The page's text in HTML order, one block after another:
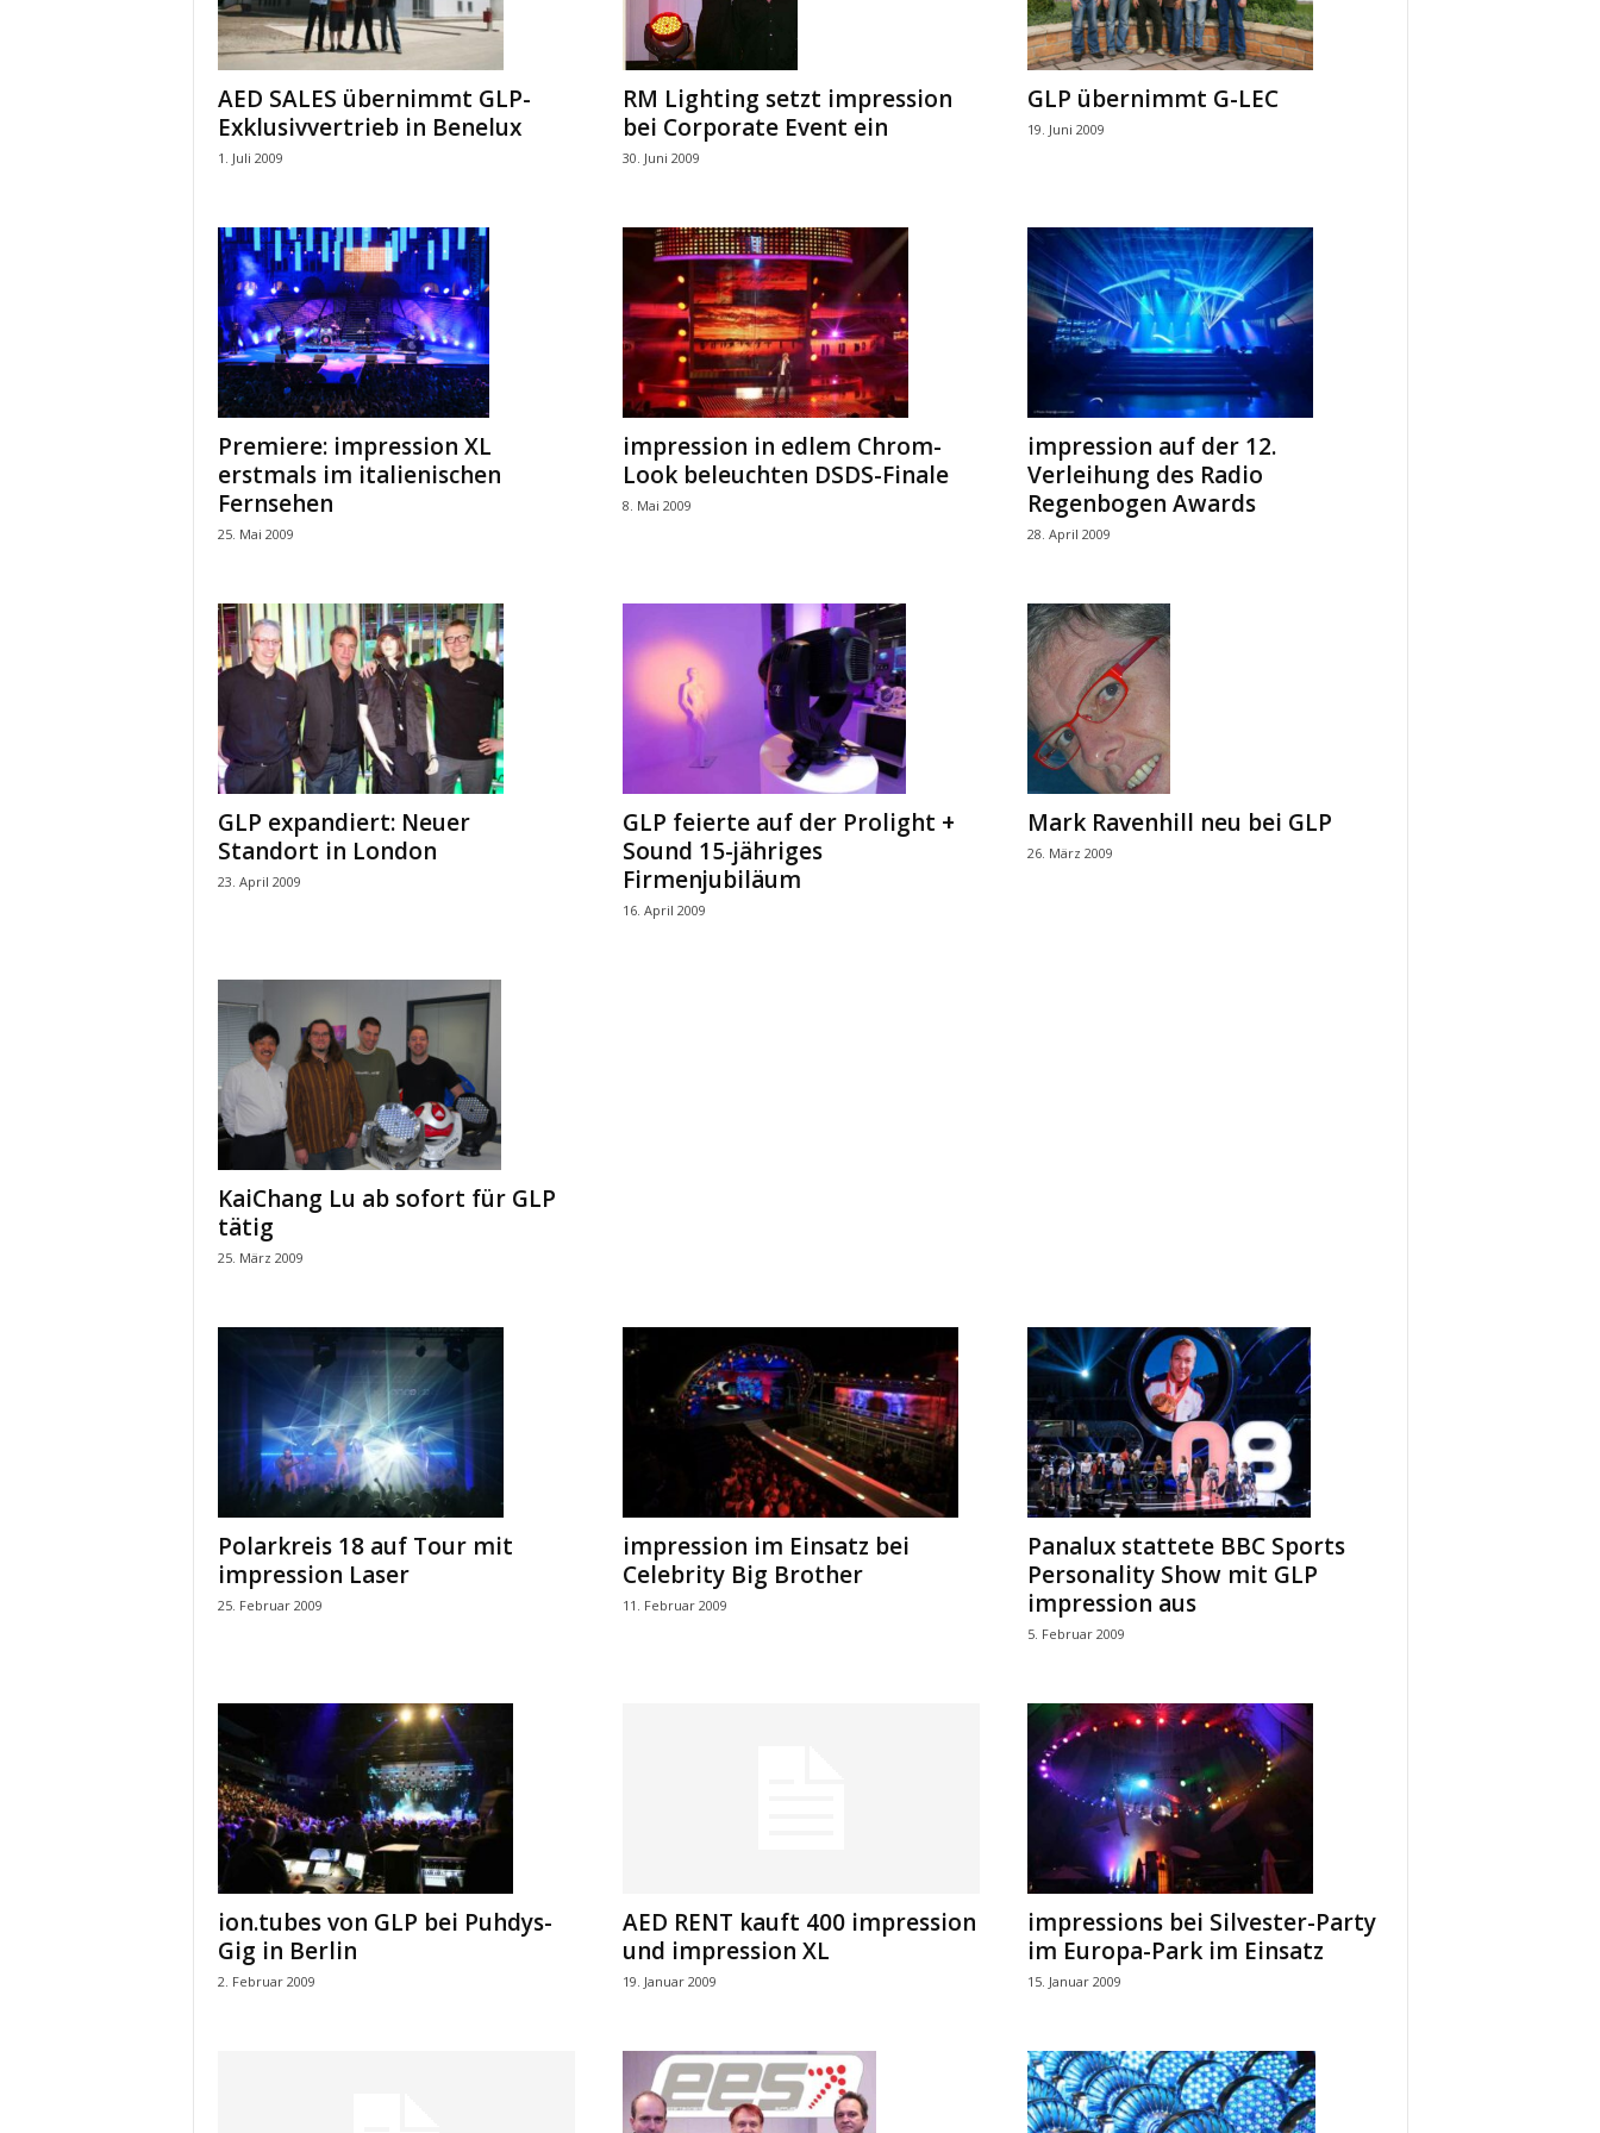
AED SALES übernimmt GLP-
Exklusivvertrieb in Benelux
1. Juli 2009
RM Lighting setzt impression
bei Corporate Event ein
30. Juni 2009
GLP übernimmt G-LEC
19. Juni 2009
Premiere: impression XL
erstmals im italienischen
Fernsehen
25. Mai 2009
impression in edlem Chrom-
Look beleuchten DSDS-Finale
8. Mai 2009
impression auf der 12.
Verleihung des Radio
Regenbogen Awards
28. April 2009
GLP expandiert: Neuer
Standort in London
23. April 2009
GLP feierte auf der Prolight +
Sound 15-jähriges
Firmenjubiläum
16. April 2009
Mark Ravenhill neu bei GLP
26. März 2009
KaiChang Lu ab sofort für GLP
tätig
25. März 2009
Polarkreis 18 auf Tour mit
impression Laser
25. Februar 2009
impression im Einsatz bei
Celebrity Big Brother
11. Februar 2009
Panalux stattete BBC Sports
Personality Show mit GLP
impression aus
5. Februar 2009
ion.tubes von GLP bei Puhdys-
Gig in Berlin
2. Februar 2009
AED RENT kauft 400 impression
und impression XL
19. Januar 2009
impressions bei Silvester-Party
im Europa-Park im Einsatz
15. Januar 2009